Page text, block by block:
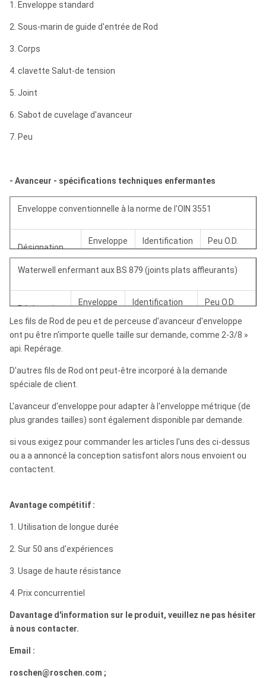
1. Enveloppe standard
2. Sous-marin de guide d'entrée de Rod
3. Corps
4. clavette Salut-de tension
5. Joint
6. Sabot de cuvelage d'avanceur
7. Peu
- Avanceur - spécifications techniques enfermantes
Enveloppe conventionnelle à la norme de l'OIN 3551
Désignation
Enveloppe
Identification
Peu O.D.
UW. 7,625" 7,000" 8,800"
LE ZW.
Waterwell enfermant aux BS 879 (joints plats affleurants)
Désignation
Enveloppe
Identification
d'enveloppe.
Peu O.D.
d'avanceur.
6" NOTA:.
8" NOTA:.
10" NOTA:. 10,750" 10,000" 11,93"
Les fils de Rod de peu et de perceuse d'avanceur d'enveloppe
ont pu être n'importe quelle taille sur demande, comme 2-3/8 »
api. Repérage.
D'autres fils de Rod ont peut-être incorporé à la demande
spéciale de client.
L'avanceur d'enveloppe pour adapter à l'enveloppe métrique (de
plus grandes tailles) sont également disponible par demande.
si vous exigez pour commander les articles l'uns des ci-dessus
ou a a annoncé la conception satisfont alors nous envoient ou
contactent.
Avantage compétitif :
1. Utilisation de longue durée
2. Sur 50 ans d'expériences
3. Usage de haute résistance
4. Prix concurrentiel
Davantage d'information sur le produit, veuillez ne pas hésiter
à nous contacter.
Email :
roschen@roschen.com ;